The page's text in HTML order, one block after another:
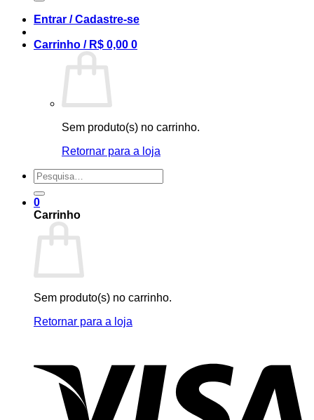
Entrar / Cadastre-se
Carrinho / R$ 0,00 0
Sem produto(s) no carrinho.
Retornar para a loja
Pesquisar
por:
0
Carrinho
Sem produto(s) no carrinho.
Retornar para a loja